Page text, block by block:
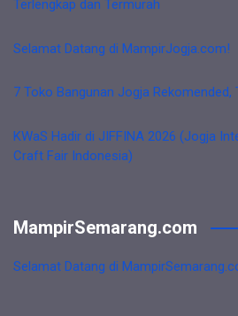
Terlengkap dan Termurah
Selamat Datang di MampirJogja.com!
7 Toko Bangunan Jogja Rekomended,
KWaS Hadir di JIFFINA 2026 (Jogja
Craft Fair Indonesia)
MampirSemarang.com
Selamat Datang di